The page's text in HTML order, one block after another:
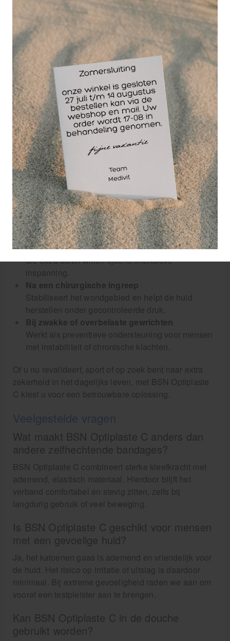
brengt u het verband snel en stevig aan – ook op
lastige plekken.
Veilig en betrouwbaar
: Ideaal voor het fixeren van
gewrichten, het verlichten van pijn en het
verminderen van zwelling.
Veelzijdig inzetbaar: Geschikt voor enkels, knieën,
polsen, ellebogen en andere gewrichten.
Wanneer BSN Optiplaste C gebruiken?
BSN Optiplaste C is breed inzetbaar en geschikt voor
diverse medische en sportieve toepassingen. U
gebruikt deze bandage onder andere:
Bij verstuikingen en verrekkingen
Ondersteunt het gewricht zonder de mobiliteit
volledig te beperken.
Als nabehandeling van blessures
Biedt stabiliteit, bevordert het herstel en voorkomt
herhaling van letsel.
Preventief tijdens het sporten
Zeer geschikt voor atleten en actieve gebruikers
die extra steun willen tijdens intensieve
inspanning.
Na een chirurgische ingreep
Stabiliseert het wondgebied en helpt de huid
herstellen onder gecontroleerde druk.
Bij zwakke of overbelaste gewrichten
Werkt als preventieve ondersteuning voor mensen
met instabiliteit of chronische klachten.
Of u nu revalideert, sport of op zoek bent naar extra
zekerheid in het dagelijks leven, met BSN Optiplaste
C kiest u voor een betrouwbare oplossing.
Veelgestelde vragen
Wat maakt BSN Optiplaste C anders dan
andere zelfhechtende bandages?
BSN Optiplaste C combineert sterke kleefkracht met
ademend, elastisch materiaal. Hierdoor blijft het
verband comfortabel en stevig zitten, zelfs bij
langdurig gebruik of veel beweging.
Is BSN Optiplaste C geschikt voor mensen
met een gevoelige huid?
Ja, het katoenen gaas is ademend en vriendelijk voor
de huid. Het risico op irritatie of uitslag is daardoor
minimaal. Bij extreme gevoeligheid raden we aan om
vooraf een testpleister aan te brengen.
Kan BSN Optiplaste C in de douche
gebruikt worden?